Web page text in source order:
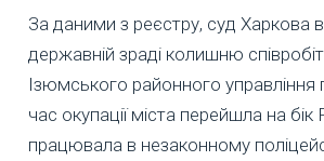
За даними з реєстру, суд Харкова
державній зраді колишню
Ізюмського районного управління
час окупації міста перейшла на
працювала в незаконному